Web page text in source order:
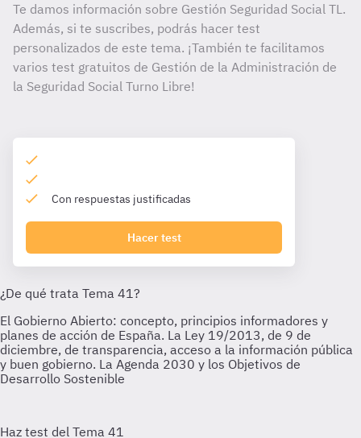
Te damos información sobre Gestión Seguridad Social TL.
Además, si te suscribes, podrás hacer test
personalizados de este tema. ¡También te facilitamos
varios test gratuitos de Gestión de la Administración de
la Seguridad Social Turno Libre!
Con respuestas justificadas
Hacer test